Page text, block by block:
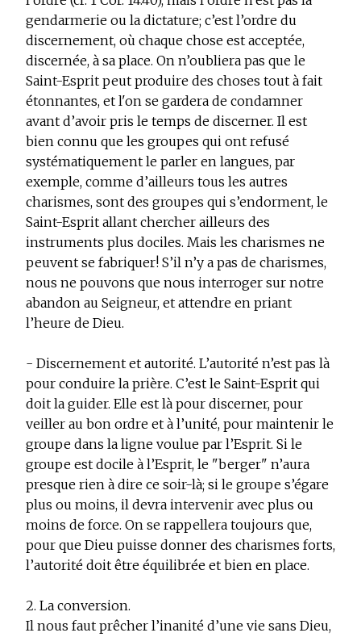
gendarmerie ou la dictature; c’est l’ordre du
discernement, où chaque chose est acceptée,
discernée, à sa place. On n’oubliera pas que le
Saint-Esprit peut produire des choses tout à fait
étonnantes, et l'on se gardera de condamner
avant d’avoir pris le temps de discerner. Il est
bien connu que les groupes qui ont refusé
systématiquement le parler en langues, par
exemple, comme d’ailleurs tous les autres
charismes, sont des groupes qui s’endorment, le
Saint-Esprit allant chercher ailleurs des
instruments plus dociles. Mais les charismes ne
peuvent se fabriquer! S’il n’y a pas de charismes,
nous ne pouvons que nous interroger sur notre
abandon au Seigneur, et attendre en priant
l’heure de Dieu.
- Discernement et autorité. L’autorité n’est pas là
pour conduire la prière. C’est le Saint-Esprit qui
doit la guider. Elle est là pour discerner, pour
veiller au bon ordre et à l’unité, pour maintenir le
groupe dans la ligne voulue par l’Esprit. Si le
groupe est docile à l’Esprit, le "berger" n’aura
presque rien à dire ce soir-là; si le groupe s’égare
plus ou moins, il devra intervenir avec plus ou
moins de force. On se rappellera toujours que,
pour que Dieu puisse donner des charismes forts,
l’autorité doit être équilibrée et bien en place.
2. La conversion.
Il nous faut prêcher l’inanité d’une vie sans Dieu,